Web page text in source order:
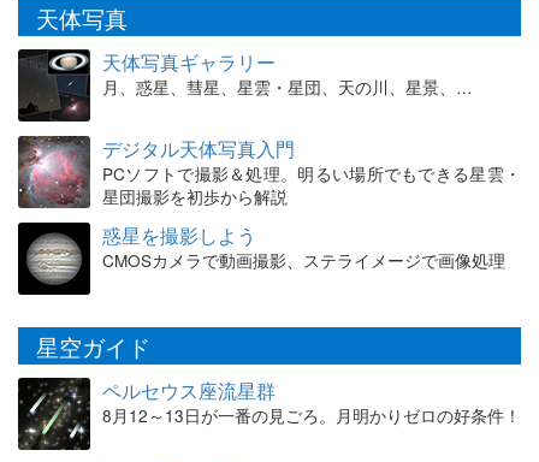
天体写真
天体写真ギャラリー
月、惑星、彗星、星雲・星団、天の川、星景、…
デジタル天体写真入門
PCソフトで撮影＆処理。明るい場所でもできる星雲・
星団撮影を初歩から解説
惑星を撮影しよう
CMOSカメラで動画撮影、ステライメージで画像処理
星空ガイド
ペルセウス座流星群
8月12～13日が一番の見ごろ。月明かりゼロの好条件！